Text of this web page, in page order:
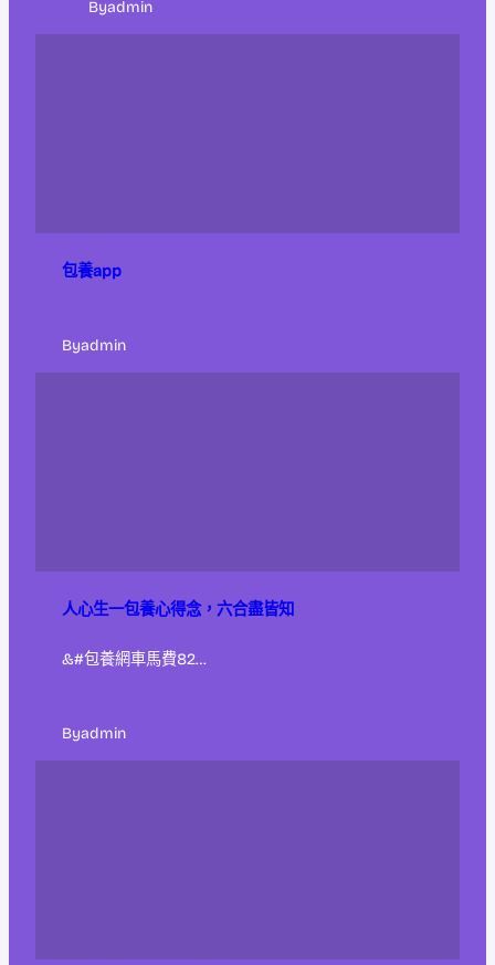
Byadmin
包養app
Byadmin
人心生一包養心得念，六合盡皆知
&#包養網車馬費82…
Byadmin